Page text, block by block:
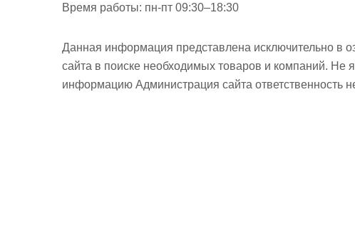
Время работы: пн-пт 09:30–18:30
Данная информация представлена исключительно в
сайта в поиске необходимых товаров и компаний.
информацию Администрация сайта ответственность